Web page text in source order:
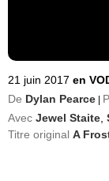
21 juin 2017 en
De Dylan Pearce
Avec Jewel Staite
Titre original A